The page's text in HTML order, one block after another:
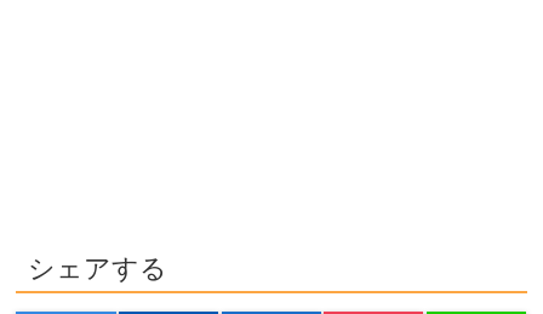
シェアする